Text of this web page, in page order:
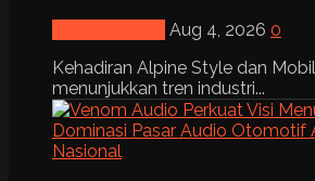
Aug 4, 2026 0
Kehadiran Alpine Style dan
menunjukkan tren industri...